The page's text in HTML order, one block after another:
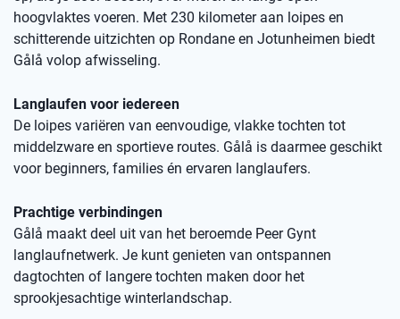
hoogvlaktes voeren. Met 230 kilometer aan loipes en
schitterende uitzichten op Rondane en Jotunheimen biedt
Gålå volop afwisseling.
Langlaufen voor iedereen
De loipes variëren van eenvoudige, vlakke tochten tot
middelzware en sportieve routes. Gålå is daarmee geschikt
voor beginners, families én ervaren langlaufers.
Prachtige verbindingen
Gålå maakt deel uit van het beroemde Peer Gynt
langlaufnetwerk. Je kunt genieten van ontspannen
dagtochten of langere tochten maken door het
sprookjesachtige winterlandschap.